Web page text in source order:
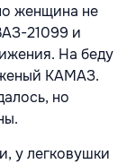
женщина не
21099 и
На беду
КАМАЗ.
но
у легковушки